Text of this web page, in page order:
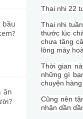
bầu
ăn
Thai nhi 22
Thai nhi
thước lúc
chưa tăng
lông mày
Thời gian
những gì
chuyện
Cũng nên
nhận dần